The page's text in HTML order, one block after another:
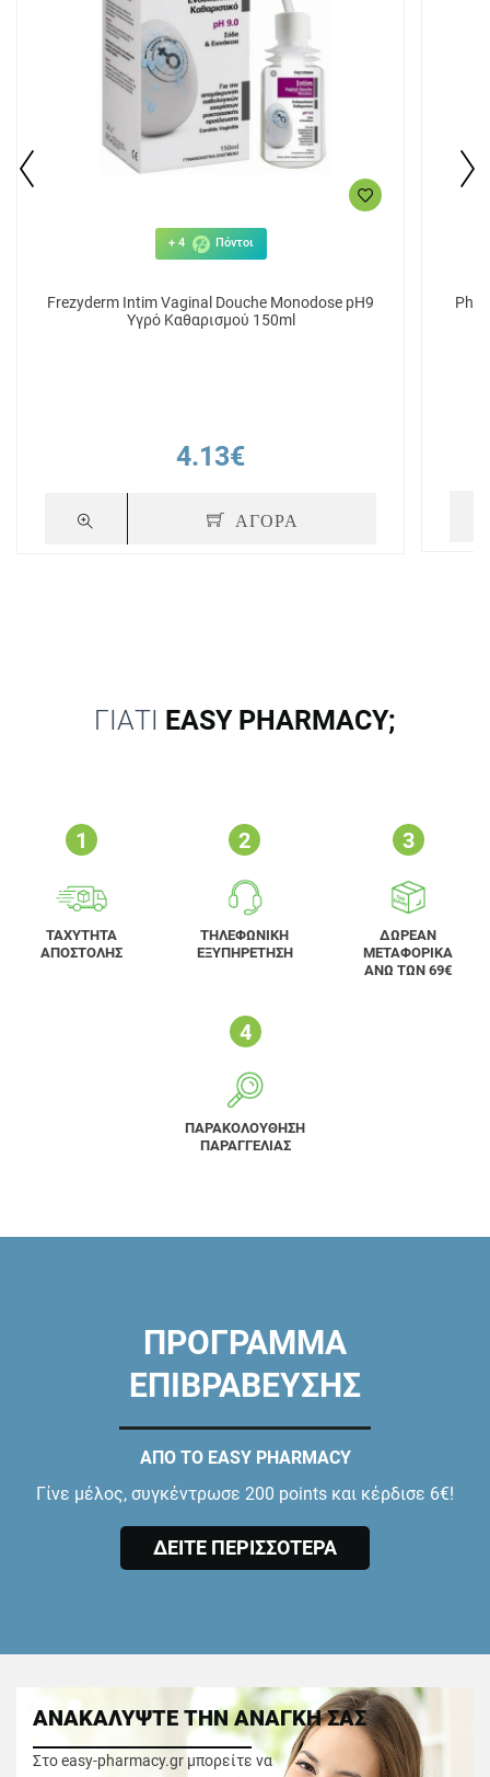
+ 4 Πόντοι
Frezyderm Intim Vaginal Douche Monodose pH9
Υγρό Καθαρισμού 150ml
4.13€
ΑΓΟΡΑ
ΓΙΑΤΙ EASY PHARMACY;
ΤΑΧΥΤΗΤΑ
ΑΠΟΣΤΟΛΗΣ
ΤΗΛΕΦΩΝΙΚΗ
ΕΞΥΠΗΡΕΤΗΣΗ
ΔΩΡΕΑΝ
ΜΕΤΑΦΟΡΙΚΑ
ΑΝΩ ΤΩΝ 69€
ΠΑΡΑΚΟΛΟΥΘΗΣΗ
ΠΑΡΑΓΓΕΛΙΑΣ
ΠΡΟΓΡΑΜΜΑ
ΕΠΙΒΡΑΒΕΥΣΗΣ
ΑΠΟ ΤΟ EASY PHARMACY
Γίνε μέλος, συγκέντρωσε 200 points και κέρδισε 6€!
ΔΕΙΤΕ ΠΕΡΙΣΣΟΤΕΡΑ
ΑΝΑΚΑΛΥΨΤΕ ΤΗΝ ΑΝΑΓΚΗ ΣΑΣ
Στο easy-pharmacy.gr μπορείτε να